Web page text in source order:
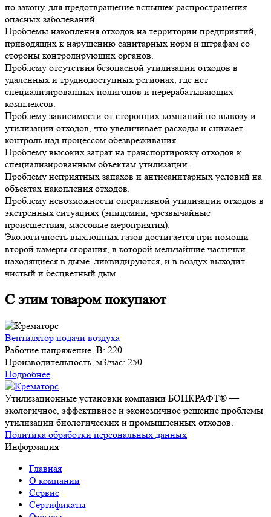
по закону, для предотвращение вспышек распространения
опасных заболеваний.
Проблемы накопления отходов на территории предприятий,
приводящих к нарушению санитарных норм и штрафам со
стороны контролирующих органов.
Проблему отсутствия безопасной утилизации отходов в
удаленных и труднодоступных регионах, где нет
специализированных полигонов и перерабатывающих
комплексов.
Проблему зависимости от сторонних компаний по вывозу и
утилизации отходов, что увеличивает расходы и снижает
контроль над процессом обезвреживания.
Проблему высоких затрат на транспортировку отходов к
специализированным объектам утилизации.
Проблему неприятных запахов и антисанитарных условий на
объектах накопления отходов.
Проблему невозможности оперативной утилизации отходов в
экстренных ситуациях (эпидемии, чрезвычайные
происшествия, массовые мероприятия).
Экологичность выхлопных газов достигается при помощи
второй камеры сгорания, в которой мельчайшие частички,
находящиеся в дыме, ликвидируются, и в воздух выходит
чистый и бесцветный дым.
С этим товаром покупают
Вентилятор подачи воздуха
Рабочие напряжение, В: 220
Производительность, м3/час: 250
Подробнее
Утилизационные установки компании БОНКРАФТ® —
экологичное, эффективное и экономичное решение проблемы
утилизации биологических и промышленных отходов.
Политика обработки персональных данных
Информация
Главная
О компании
Сервис
Сертификаты